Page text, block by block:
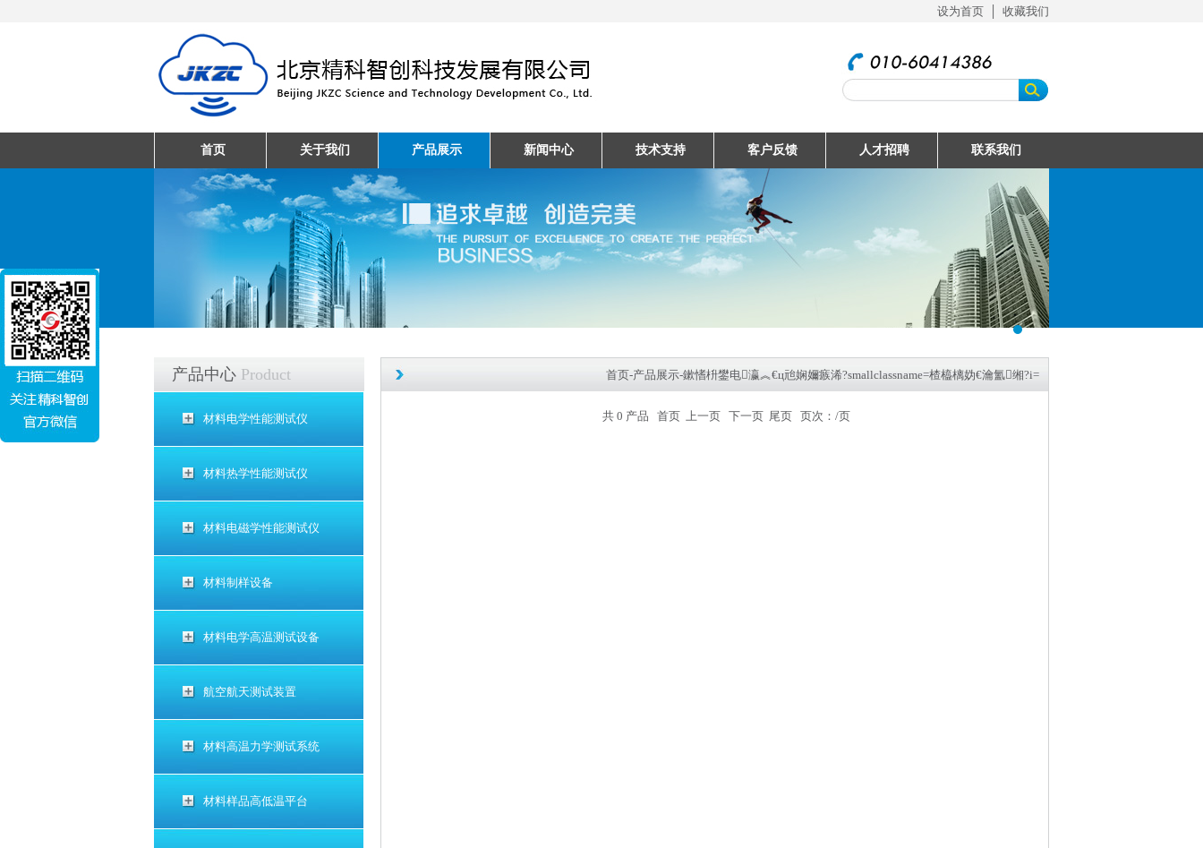
设为首页 收藏我们
首页 关于我们 产品展示 新闻中心 技术支持 客户反馈 人才招聘 联系我们
产品中心 Product
材料电学性能测试仪
材料热学性能测试仪
材料电磁学性能测试仪
材料制样设备
材料电学高温测试设备
航空航天测试装置
材料高温力学测试系统
材料样品高低温平台
首页-产品展示-鏉愭枡鐢电瀛︽€ц兘娴嬭瘯浠?smallclassname=楂橀樆妫€瀹氳缃?i=
共 0 产品 首页 上一页 下一页 尾页 页次： /页